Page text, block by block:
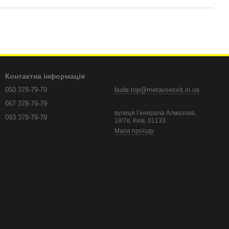
Контактна інформація
050 378-79-79
067 378-79-79
093 378-79-79
bude.top@metavsesvit.in.ua
вулиця Генерала Алмазова,
18/7в, Київ, 01133
Мапа проїзду